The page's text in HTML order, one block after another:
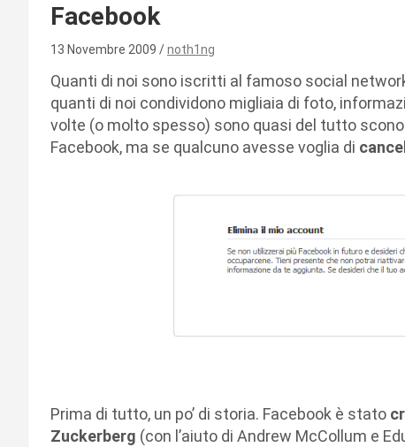
Facebook
13 Novembre 2009 noth1ng
Quanti di noi sono iscritti al famoso social
quanti di noi condividono migliaia di foto,
volte (o molto spesso) sono quasi del tutto
Facebook, ma se qualcuno avesse voglia di
Prima di tutto, un po’ di storia. Facebook è stato
Zuckerberg (con l’aiuto di Andrew McCollum e